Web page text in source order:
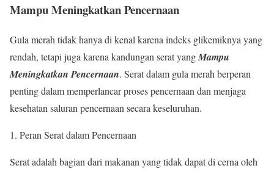
Mampu Meningkatkan Pencernaan
Gula merah tidak hanya di kenal karena indeks glikemiknya yang
rendah, tetapi juga karena kandungan serat yangMampu
Meningkatkan Pencernaan. Serat dalam gula merah berperan
penting dalam memperlancar proses pencernaan dan menjaga
kesehatan saluran pencernaan secara keseluruhan.
1. Peran Serat dalam Pencernaan
Serat adalah bagian dari makanan yang tidak dapat di cerna oleh